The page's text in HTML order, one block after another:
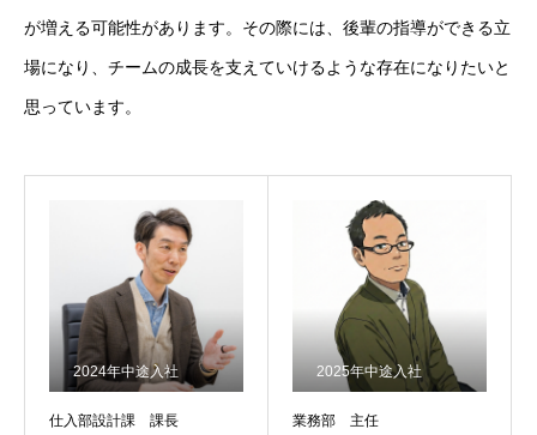
が増える可能性があります。その際には、後輩の指導ができる立
場になり、チームの成長を支えていけるような存在になりたいと
思っています。
仕入部設計課 課長
2024年中途入社
業務部 主任
2025年中途入社